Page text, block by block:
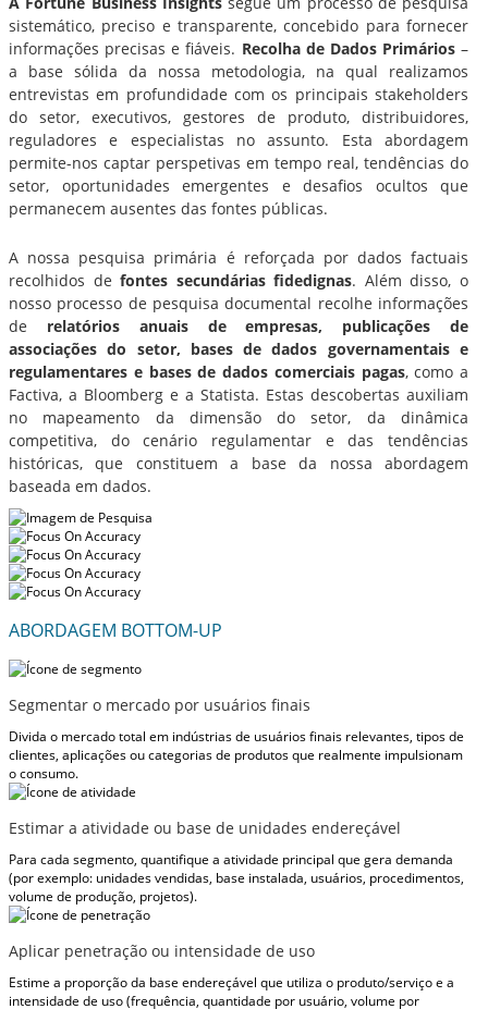
sistemático, preciso e transparente, concebido para fornecer
informações precisas e fiáveis. Recolha de Dados Primários–
a base sólida da nossa metodologia, na qual realizamos
entrevistas em profundidade com os principais stakeholders
do setor, executivos, gestores de produto, distribuidores,
reguladores e especialistas no assunto. Esta abordagem
permite-nos captar perspetivas em tempo real, tendências do
setor, oportunidades emergentes e desafios ocultos que
permanecem ausentes das fontes públicas.
A nossa pesquisa primária é reforçada por dados factuais
recolhidos defontes secundárias fidedignas. Além disso, o
nosso processo de pesquisa documental recolhe informações
de relatórios anuais de empresas, publicações de
associações do setor, bases de dados governamentais e
regulamentares e bases de dados comerciais pagas, como a
Factiva, a Bloomberg e a Statista. Estas descobertas auxiliam
no mapeamento da dimensão do setor, da dinâmica
competitiva, do cenário regulamentar e das tendências
históricas, que constituem a base da nossa abordagem
baseada em dados.
ABORDAGEM BOTTOM-UP
Segmentar o mercado por usuários finais
Divida o mercado total em indústrias de usuários finais relevantes, tipos de
clientes, aplicações ou categorias de produtos que realmente impulsionam
o consumo.
Estimar a atividade ou base de unidades endereçável
Para cada segmento, quantifique a atividade principal que gera demanda
(por exemplo: unidades vendidas, base instalada, usuários, procedimentos,
volume de produção, projetos).
Aplicar penetração ou intensidade de uso
Estime a proporção da base endereçável que utiliza o produto/serviço e a
intensidade de uso (frequência, quantidade por usuário, volume por